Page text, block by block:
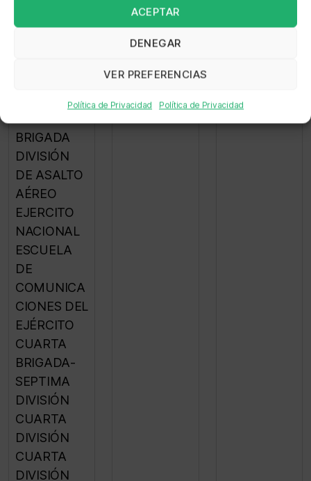
ACEPTAR
DENEGAR
VER PREFERENCIAS
Política de Privacidad Política de Privacidad
BRIGADA
BRIGADA
DIVISIÓN
DE ASALTO
AÉREO
EJERCITO
NACIONAL
ESCUELA
DE
COMUNICA
CIONES DEL
EJÉRCITO
CUARTA
BRIGADA-
SEPTIMA
DIVISIÓN
CUARTA
DIVISIÓN
CUARTA
DIVISIÓN